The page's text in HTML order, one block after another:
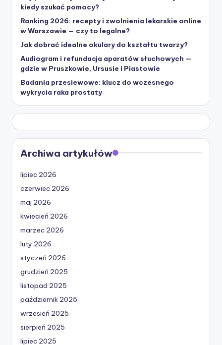
kiedy szukać pomocy?
Ranking 2026: recepty i zwolnienia lekarskie online
w Warszawie — czy to legalne?
Jak dobrać idealne okulary do kształtu twarzy?
Audiogram i refundacja aparatów słuchowych —
gdzie w Pruszkowie, Ursusie i Piastowie
Badania przesiewowe: klucz do wczesnego
wykrycia raka prostaty
Archiwa artykułów
lipiec 2026
czerwiec 2026
maj 2026
kwiecień 2026
marzec 2026
luty 2026
styczeń 2026
grudzień 2025
listopad 2025
październik 2025
wrzesień 2025
sierpień 2025
lipiec 2025